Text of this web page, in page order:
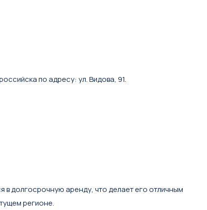
по адресу: ул. Видова, 91.
долгосрочную аренду, что делает его отличным
регионе.